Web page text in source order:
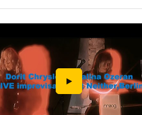
день.
Chikiss следует
и живую импровизацию,
альбомов, EP,
Die Wilde Jagd, Bad
Dima Pantyushin и
так и бурь внешнего